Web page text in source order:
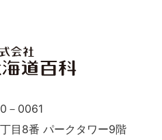
－0061
目8番 パークタワー9階